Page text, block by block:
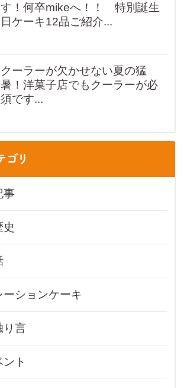
す！何卒mikeへ！！ 特別誕生
日ケーキ12品ご紹介...
クーラーが欠かせない夏の猛
暑！洋菓子店でもクーラーが必
須です...
リ
事
史
ションケーキ
り言
ト